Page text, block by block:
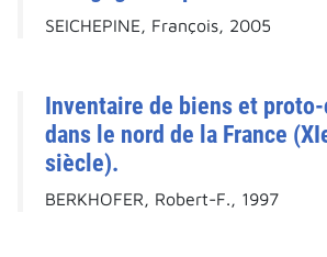
SEICHEPINE, François, 2005
Inventaire de biens et
dans le nord de la France
siècle).
BERKHOFER, Robert-F., 1997